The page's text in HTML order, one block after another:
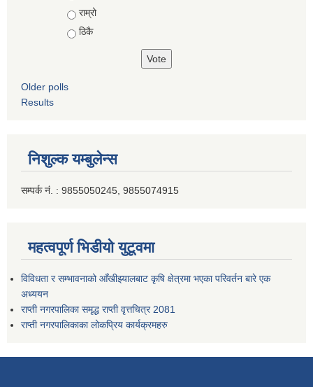
राम्रो
ठिकै
Older polls
Results
निशुल्क यम्बुलेन्स
सम्पर्क नं. : 9855050245, 9855074915
महत्वपूर्ण भिडीयो युटूवमा
विविधता र सम्भावनाको आँखीझ्यालबाट कृषि क्षेत्रमा भएका परिवर्तन बारे एक
अध्ययन
राप्ती नगरपालिका समृद्ध राप्ती वृत्तचित्र 2081
राप्ती नगरपालिकाका लोकप्रिय कार्यक्रमहरु